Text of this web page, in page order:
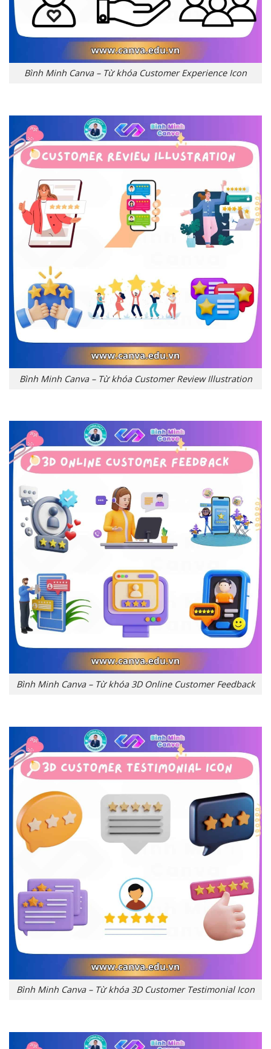
Bình Minh Canva – Từ khóa Customer Experience Icon
Bình Minh Canva – Từ khóa Customer Review Illustration
Bình Minh Canva – Từ khóa 3D Online Customer Feedback
Bình Minh Canva – Từ khóa 3D Customer Testimonial Icon